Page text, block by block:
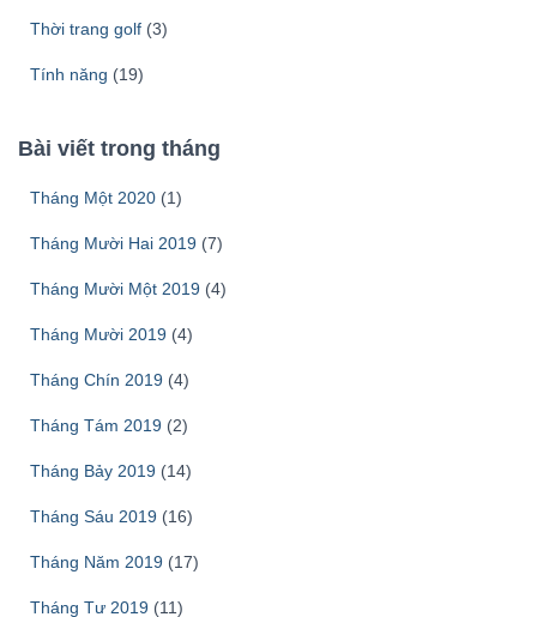
Thời trang golf (3)
Tính năng (19)
Bài viết trong tháng
Tháng Một 2020 (1)
Tháng Mười Hai 2019 (7)
Tháng Mười Một 2019 (4)
Tháng Mười 2019 (4)
Tháng Chín 2019 (4)
Tháng Tám 2019 (2)
Tháng Bảy 2019 (14)
Tháng Sáu 2019 (16)
Tháng Năm 2019 (17)
Tháng Tư 2019 (11)